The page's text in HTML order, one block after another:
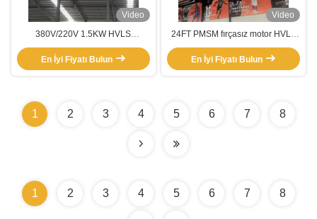
Video
380V/220V 1.5KW HVLS
Endüstriyel Tavan Ventilatörü
En İyi Fiyatı Bulun
Video
24FT PMSM fırçasız motor HVLS
Basketbol sahaları için endüstriyel
tavan fanı Restoranlar Çiftlikler
En İyi Fiyatı Bulun
1 2 3 4 5 6 7 8
1 2 3 4 5 6 7 8